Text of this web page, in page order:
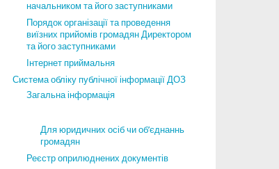
начальником та його заступниками
Порядок організації та проведення
виїзних прийомів громадян Директором
та його заступниками
Інтернет приймальня
Система обліку публічної інформації ДОЗ
Загальна інформація
Для юридичних осіб чи об’єднаннь
громадян
Реєстр оприлюднених документів